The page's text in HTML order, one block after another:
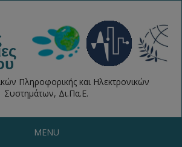
Πληροφορικής και Ηλεκτρονικών
Συστημάτων, Δι.Πα.Ε.
MENU